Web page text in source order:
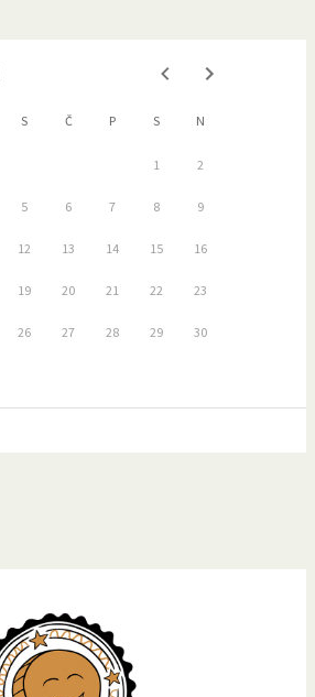
S Č P S N
1 2
5 6 7 8 9
12 13 14 15 16
19 20 21 22 23
26 27 28 29 30